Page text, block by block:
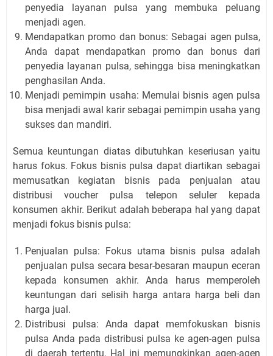
penyedia layanan pulsa yang membuka peluang
menjadi agen.
Mendapatkan promo dan bonus: Sebagai agen pulsa,
Anda dapat mendapatkan promo dan bonus dari
penyedia layanan pulsa, sehingga bisa meningkatkan
penghasilan Anda.
Menjadi pemimpin usaha: Memulai bisnis agen pulsa
bisa menjadi awal karir sebagai pemimpin usaha yang
sukses dan mandiri.
Semua keuntungan diatas dibutuhkan keseriusan yaitu
harus fokus. Fokus bisnis pulsa dapat diartikan sebagai
memusatkan kegiatan bisnis pada penjualan atau
distribusi voucher pulsa telepon seluler kepada
konsumen akhir. Berikut adalah beberapa hal yang dapat
menjadi fokus bisnis pulsa:
Penjualan pulsa: Fokus utama bisnis pulsa adalah
penjualan pulsa secara besar-besaran maupun eceran
kepada konsumen akhir. Anda harus memperoleh
keuntungan dari selisih harga antara harga beli dan
harga jual.
Distribusi pulsa: Anda dapat memfokuskan bisnis
pulsa Anda pada distribusi pulsa ke agen-agen pulsa
di daerah tertentu. Hal ini memungkinkan agen-agen